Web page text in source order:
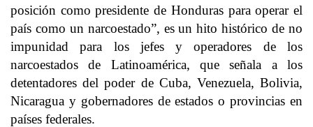
posición como presidente de Honduras para operar el
país como un narcoestado”, es un hito histórico de no
impunidad para los jefes y operadores de los
narcoestados de Latinoamérica, que señala a los
detentadores del poder de Cuba, Venezuela, Bolivia,
Nicaragua y gobernadores de estados o provincias en
países federales.